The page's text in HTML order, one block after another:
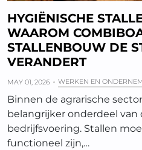
HYGIËNISCHE
WAAROM
STALLENBOUW DE
VERANDERT
MAY 01, 2026 WERKEN EN
Binnen de agrarische
belangrijker onderdeel van
bedrijfsvoering. Stallen
functioneel zijn,…